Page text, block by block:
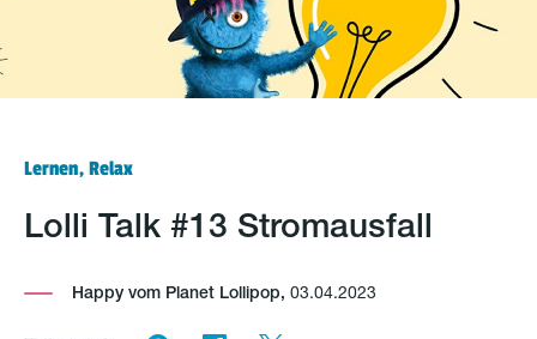
Lernen, Relax
Lolli Talk #13 Stromausfall
Happy vom Planet Lollipop, 03.04.2023